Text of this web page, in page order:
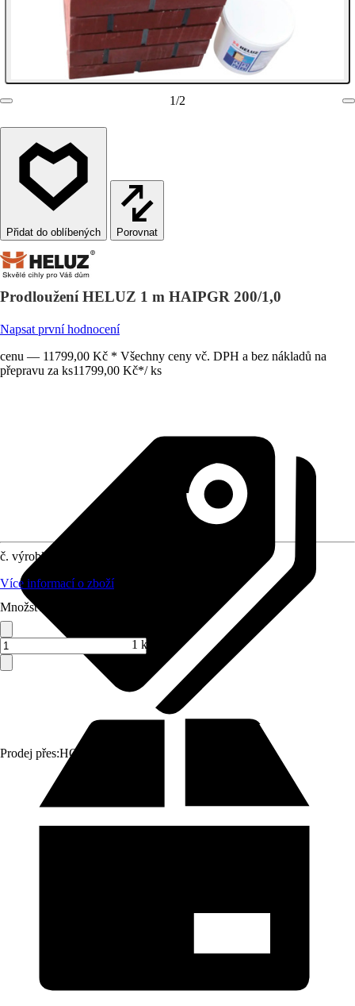
1/2
Porovnat
Prodloužení HELUZ 1 m HAIPGR 200/1,0
Napsat první hodnocení
cenu — 11799,00 Kč * Všechny ceny vč. DPH a bez nákladů na
přepravu za ks11799,00 Kč*/ ks
Prodej přes:HORNBACH
č. výrobku
Více informací o zboží
Množství (ks)
1 ks